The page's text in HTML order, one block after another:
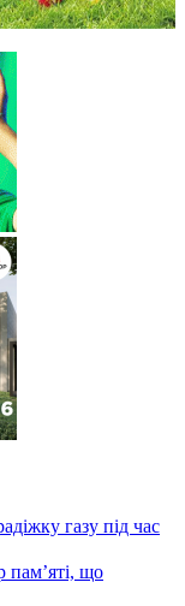
газу під час
пам’яті, що